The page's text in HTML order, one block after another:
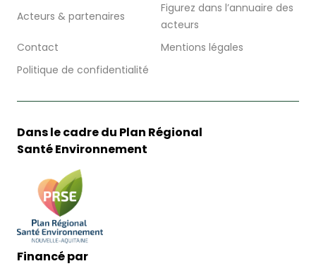
Acteurs & partenaires
Figurez dans l’annuaire des
acteurs
Contact
Mentions légales
Politique de confidentialité
Dans le cadre du Plan Régional
Santé Environnement
Financé par